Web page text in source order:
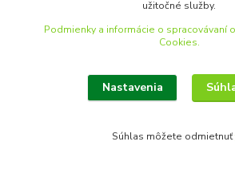
Upraviť zber cookies.
užitočné služby.
Podmienky a informácie o spracovávaní
Cookies.
Nastavenia
Súhlas môžete odmietnuť